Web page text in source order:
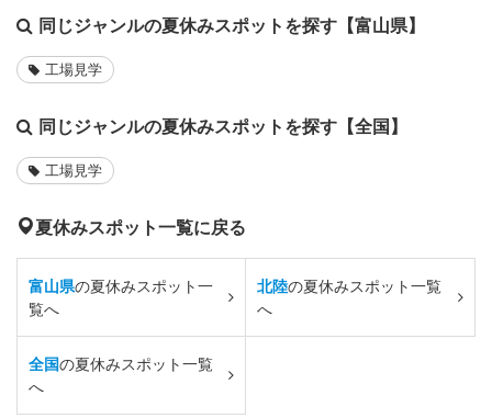
同じジャンルの夏休みスポットを探す【富山県】
工場見学
同じジャンルの夏休みスポットを探す【全国】
工場見学
夏休みスポット一覧に戻る
富山県の夏休みスポット一
覧へ
北陸の夏休みスポット一覧
へ
全国の夏休みスポット一覧
へ